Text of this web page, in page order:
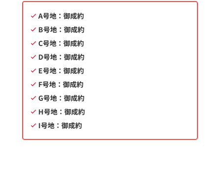
A号地：御成約
B号地：御成約
C号地：御成約
D号地：御成約
E号地：御成約
F号地：御成約
G号地：御成約
H号地：御成約
I号地：御成約